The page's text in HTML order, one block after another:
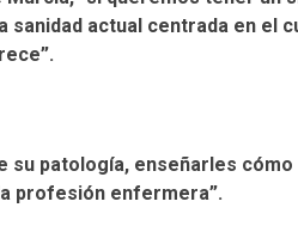
sanidad actual centrada en
patología, enseñarles
profesión enfermera”.